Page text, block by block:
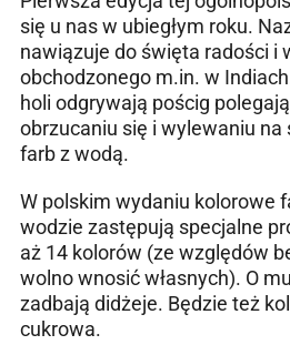
się u nas w ubiegłym roku.
nawiązuje do święta radości i
obchodzonego m.in. w
holi odgrywają pościg
obrzucaniu się i wylewaniu na
farb z wodą.
W polskim wydaniu kolorowe
wodzie zastępują specjalne
aż 14 kolorów (ze względów
wolno wnosić własnych). O
zadbają didżeje. Będzie też
cukrowa.